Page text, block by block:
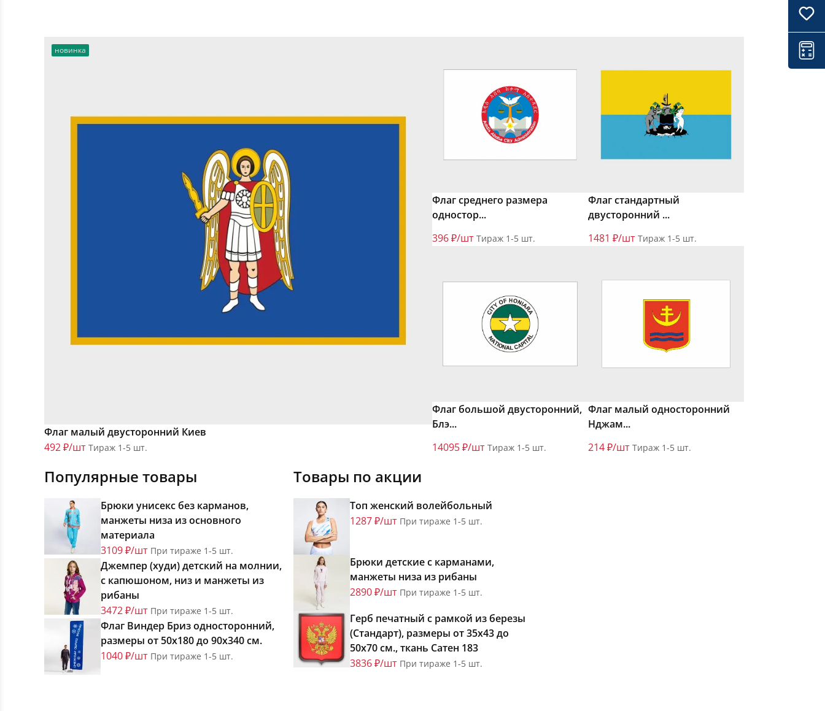
новинка
Флаг малый двусторонний Киев
492 ₽/шт Тираж 1-5 шт.
Флаг среднего размера
одностор...
396 ₽/шт Тираж 1-5 шт.
Флаг стандартный
двусторонний ...
1481 ₽/шт Тираж 1-5 шт.
Флаг большой двусторонний,
Блэ...
14095 ₽/шт Тираж 1-5 шт.
Флаг малый односторонний
Нджам...
214 ₽/шт Тираж 1-5 шт.
Популярные товары
Брюки унисекс без карманов,
манжеты низа из основного
материала
3109 ₽/шт При тираже 1-5 шт.
Джемпер (худи) детский на молнии,
с капюшоном, низ и манжеты из
рибаны
3472 ₽/шт При тираже 1-5 шт.
Флаг Виндер Бриз односторонний,
размеры от 50х180 до 90х340 см.
1040 ₽/шт При тираже 1-5 шт.
Товары по акции
Топ женский волейбольный
1287 ₽/шт При тираже 1-5 шт.
Брюки детские с карманами,
манжеты низа из рибаны
2890 ₽/шт При тираже 1-5 шт.
Герб печатный с рамкой из березы
(Стандарт), размеры от 35х43 до
50х70 см., ткань Сатен 183
3836 ₽/шт При тираже 1-5 шт.